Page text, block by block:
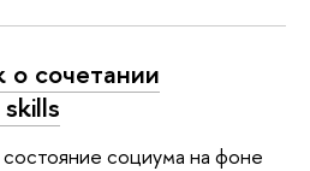
сочетании
социума на фоне